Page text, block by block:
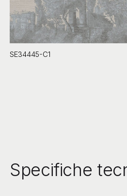
SE34445-C1
Specifiche